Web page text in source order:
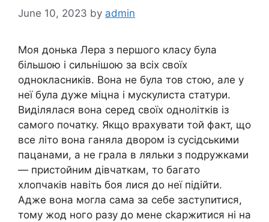
June 10, 2023 by admin
Моя донька Лера з першого класу була
більшою і сильнішою за всіх своїх
однокласників. Вона не була тов стою, але у
неї була дуже міцна і мускулиста статури.
Виділялася вона серед своїх однолітків із
самого початку. Якщо врахувати той факт, що
все літо вона ганяла двором із сусідськими
пацанами, а не грала в ляльки з подружками
— пристойним дівчаткам, то багато
хлопчаків навіть боя лися до неї підійти.
Адже вона могла сама за себе заступитися,
тому жод ного разу до мене сkаржитися ні на